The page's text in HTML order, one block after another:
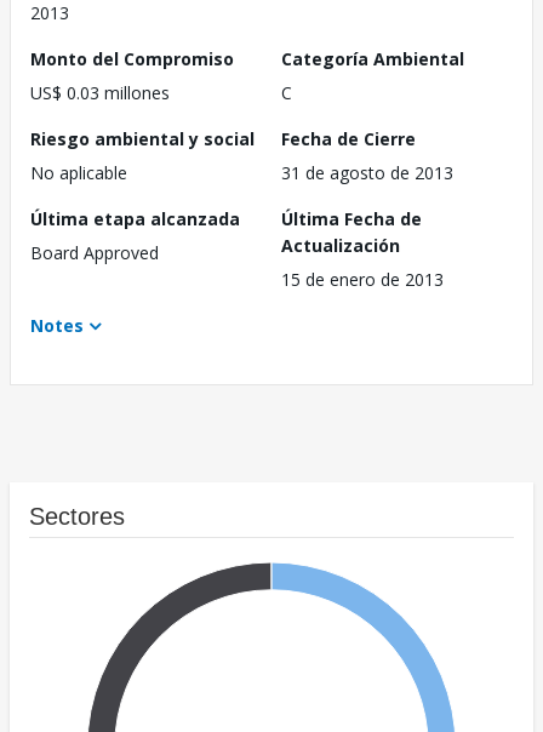
2013
Monto del Compromiso
US$ 0.03 millones
Categoría Ambiental
C
Riesgo ambiental y social
No aplicable
Fecha de Cierre
31 de agosto de 2013
Última etapa alcanzada
Board Approved
Última Fecha de
Actualización
15 de enero de 2013
Notes
Sectores